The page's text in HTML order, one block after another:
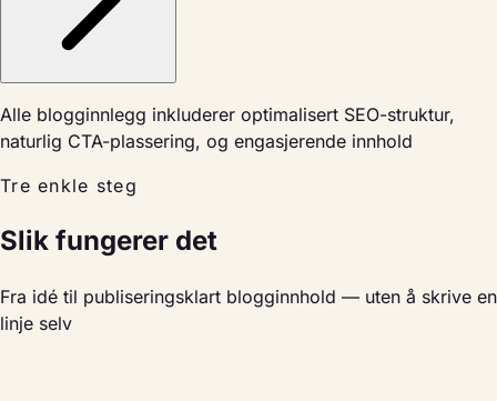
Alle blogginnlegg inkluderer optimalisert SEO-struktur,
naturlig CTA-plassering, og engasjerende innhold
Tre enkle steg
Slik fungerer det
Fra idé til publiseringsklart blogginnhold — uten å skrive en
linje selv